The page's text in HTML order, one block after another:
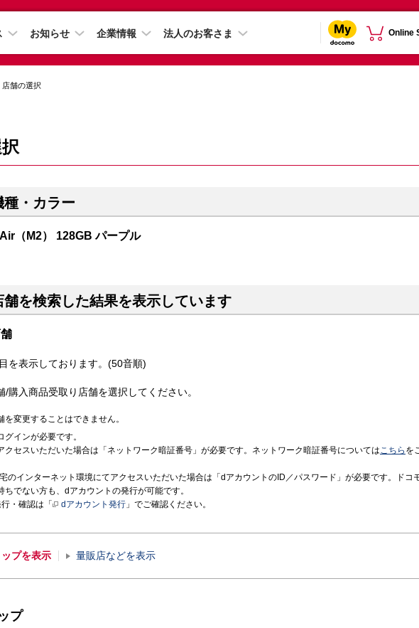
お知らせ 企業情報 法人のお客さま Online
店舗の選択
・カラー
（M2） 128GB パープル
舗を検索した結果を表示しています
を表示しております。(50音順)
/購入商品受取り店舗を選択してください。
を変更することはできません。
インが必要です。
クセスいただいた場合は「ネットワーク暗証番号」が必要です。ネットワーク暗証番号についてはこちら を
のインターネット環境にてアクセスいただいた場合は「dアカウントのID／パスワード」が必要です。ドコ
ちでない方も、dアカウントの発行が可能です。
・確認は「
dアカウント発行 」でご確認ください。
ップを表示 量販店などを表示
プ